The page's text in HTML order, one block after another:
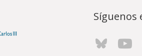
Síguenos